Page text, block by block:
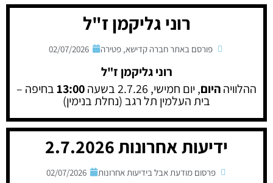
רוני גליקמן ז"ל
פורסם באתר חברה קדישא, פטירה 02/07/2026
רוני גליקמן ז"ל
ההלוויההיום, יום חמישי, 2.7.26 בשעה 13:00בחיפה –
בית העלמין תל רגב (נחלת בנימין)
ידיעות אחרונות 2.7.2026
פרסום מודעת אבל בידיעות אחרונות 02/07/2026